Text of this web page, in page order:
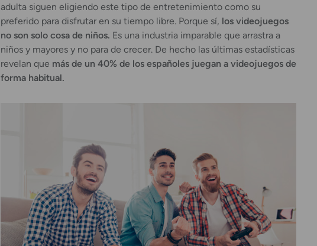
adulta siguen eligiendo este tipo de entretenimiento como su
preferido para disfrutar en su tiempo libre. Porque sí, los videojuegos
no son solo cosa de niños. Es una industria imparable que arrastra a
niños y mayores y no para de crecer. De hecho las últimas estadísticas
revelan que más de un 40% de los españoles juegan a videojuegos de
forma habitual.